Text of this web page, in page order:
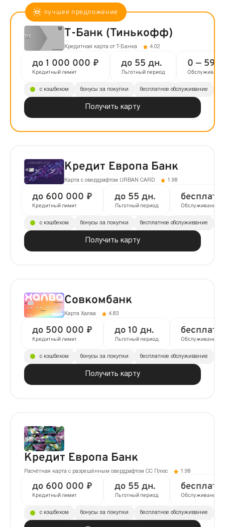
Т-Банк (Тинькофф)
Кредитная карта от Т-Банка 4.02
до 1 000 000 ₽
Кредитный лимит
до 55 дн.
Льготный период
0 — 590
Обслуживание
Получить карту
с кэшбеком бонусы за покупки бесплатное обслуживание
Кредит Европа Банк
Карта с овердрафтом URBAN CARD 1.98
до 600 000 ₽
Кредитный лимит
до 55 дн.
Льготный период Обслуживание
Получить карту
с кэшбеком бонусы за покупки бесплатное обслуживание
Совкомбанк
Карта Халва 4.83
до 500 000 ₽
Кредитный лимит
до 10 дн.
Льготный период Обслуживание
Получить карту
с кэшбеком бонусы за покупки бесплатное обслуживание
Кредит Европа Банк
Расчётная карта с разрешённым овердрафтом CC Плюс 1.98
до 600 000 ₽
Кредитный лимит
до 55 дн.
Льготный период Обслуживание
с кэшбеком бонусы за покупки бесплатное обслуживание